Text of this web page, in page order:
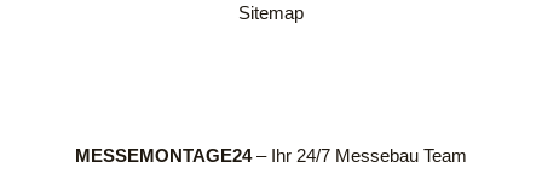
Sitemap
MESSEMONTAGE24– Ihr 24/7 Messebau Team